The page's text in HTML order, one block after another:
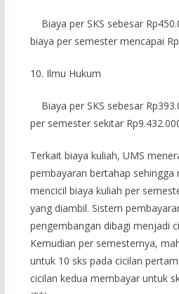
Biaya per SKS sebesar
biaya per semester mencapai
10. Ilmu Hukum
Biaya per SKS sebesar
per semester sekitar
Terkait biaya kuliah, UMS
pembayaran bertahap sehingga
mencicil biaya kuliah per
yang diambil. Sistem
pengembangan dibagi menjadi
Kemudian per semesternya,
untuk 10 sks pada cicilan
cicilan kedua membayar untuk